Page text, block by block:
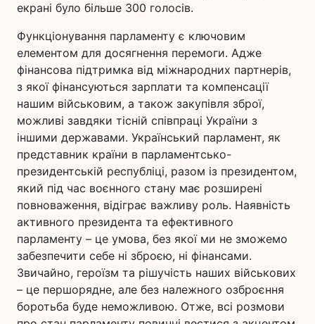
екрані було більше 300 голосів.
Функціонування парламенту є ключовим
елементом для досягнення перемоги. Адже
фінансова підтримка від міжнародних партнерів,
з якої фінансуються зарплати та компенсації
нашим військовим, а також закупівля зброї,
можливі завдяки тісній співпраці України з
іншими державами. Український парламент, як
представник країни в парламентсько-
президентській республіці, разом із президентом,
який під час воєнного стану має розширені
повноваження, відіграє важливу роль. Наявність
активного президента та ефективного
парламенту – це умова, без якої ми не зможемо
забезпечити себе ні зброєю, ні фінансами.
Звичайно, героїзм та рішучість наших військових
– це першорядне, але без належного озброєння
боротьба буде неможливою. Отже, всі розмови